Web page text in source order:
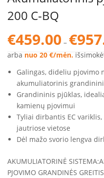
200 C-BQ
€459.00 – €
arba nuo 20 €/mėn.
Galingas, dideliu pjovimo
akumuliatorinis
Grandininis pjūklas,
kamienų pjovimui
Tyliai dirbantis EC
jautriose vietose
Dėl mažo svorio lengva
AKUMULIATORINĖ SISTEMA:
PJOVIMO GRANDINĖS